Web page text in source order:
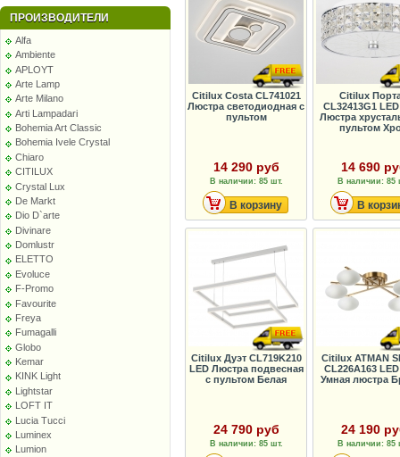
ПРОИЗВОДИТЕЛИ
Alfa
Ambiente
APLOYT
Arte Lamp
Arte Milano
Arti Lampadari
Bohemia Art Classic
Bohemia Ivele Crystal
Chiaro
CITILUX
Crystal Lux
De Markt
Dio D`arte
Divinare
Domlustr
ELETTO
Evoluce
F-Promo
Favourite
Freya
Fumagalli
Globo
Kemar
KINK Light
Lightstar
LOFT IT
Lucia Tucci
Luminex
Lumion
Citilux Costa CL741021
Люстра светодиодная с
пультом
14 290 руб
В наличии: 85 шт.
В корзину
Citilux
CL32413G1
Люстра
пультом
14 690
В наличии: 85
В
Citilux Дуэт CL719K210
LED Люстра подвесная
с пультом Белая
24 790 руб
В наличии: 85 шт.
Citilux ATMAN
CL226A163
Умная люстра
24 190
В наличии: 85